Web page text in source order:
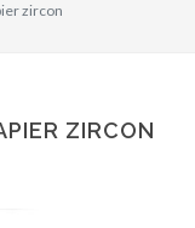
zircon
ZIRCON